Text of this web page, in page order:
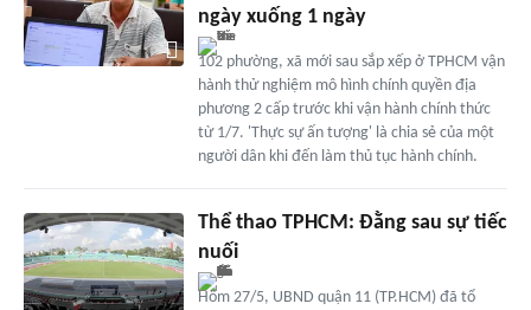
ngày xuống 1 ngày
102 phường, xã mới sau sắp xếp ở TPHCM vận
hành thử nghiệm mô hình chính quyền địa
phương 2 cấp trước khi vận hành chính thức
từ 1/7. 'Thực sự ấn tượng' là chia sẻ của một
người dân khi đến làm thủ tục hành chính.
Thể thao TPHCM: Đằng sau sự tiếc
nuối
Hôm 27/5, UBND quận 11 (TP.HCM) đã tổ